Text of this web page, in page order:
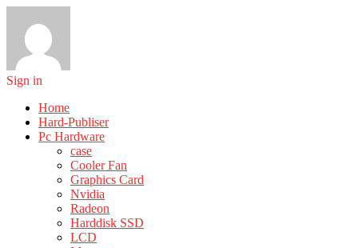
Sign in
Home
Hard-Publiser
Pc Hardware
case
Cooler Fan
Graphics Card
Nvidia
Radeon
Harddisk SSD
LCD